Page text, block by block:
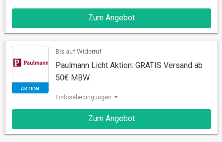
Zum Angebot
Bis auf Widerruf
Paulmann Licht Aktion: GRATIS Versand ab
50€ MBW
Einlösebedingungen
Zum Angebot